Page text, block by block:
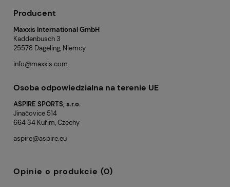
Producent
Maxxis International GmbH
Kaddenbusch 3
25578 Dägeling, Niemcy
info@maxxis.com
Osoba odpowiedzialna na terenie UE
ASPIRE SPORTS, s.r.o.
Jinačovice 514
664 34 Kuřim, Czechy
aspire@aspire.eu
Opinie o produkcie (0)